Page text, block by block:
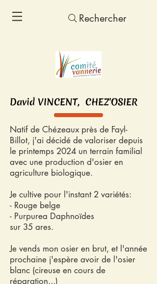
Rechercher
David VINCENT, CHEZ'OSIER
Natif de Chézeaux près de Fayl-
Billot, j'ai décidé de valoriser depuis
le printemps 2024 un terrain familial
avec une production d'osier en
agriculture biologique.
Je cultive pour l'instant 2 variétés:
- Rouge belge
- Purpurea Daphnoïdes
sur 35 ares.
Je vends mon osier en brut, et l'année
prochaine j'espère avoir de l'osier
blanc (cireuse en cours de
réparation...)